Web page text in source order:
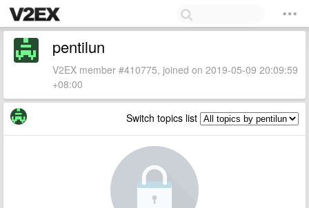
pentilun
V2EX member #410775, joined on 2019-05-09 20:09:59
+08:00
Switch topics list